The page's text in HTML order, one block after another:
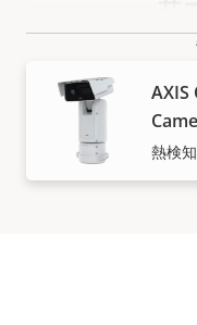
AXIS
熱検
販売